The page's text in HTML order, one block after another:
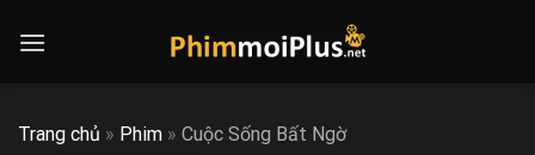
Trang chủ » Phim » Cuộc Sống Bất Ngờ